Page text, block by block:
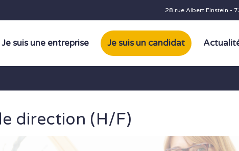
28 rue Albert Einstein -
Je suis une entreprise Je suis un candidat
direction (H/F)